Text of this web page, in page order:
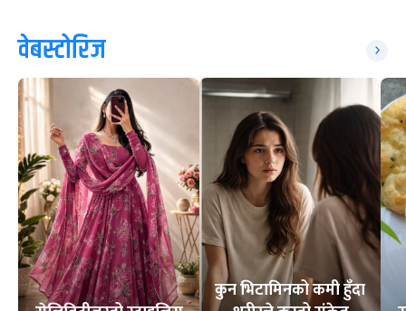
वेबस्टोरिज
कुन भिटामिनको कमी हुँदा